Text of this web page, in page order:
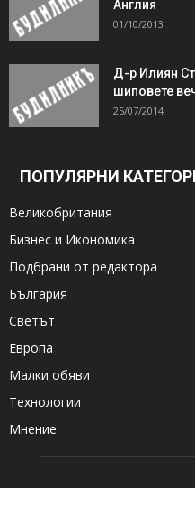
Англия
01/10/2013
Д-р Илиян
шиповете
25/07/2014
ПОПУЛЯРНИ
Великобритания
Бизнес и Икономика
Подбрани от редактора
България
Светът
Европа
Малки обяви
Технологии
Мнение